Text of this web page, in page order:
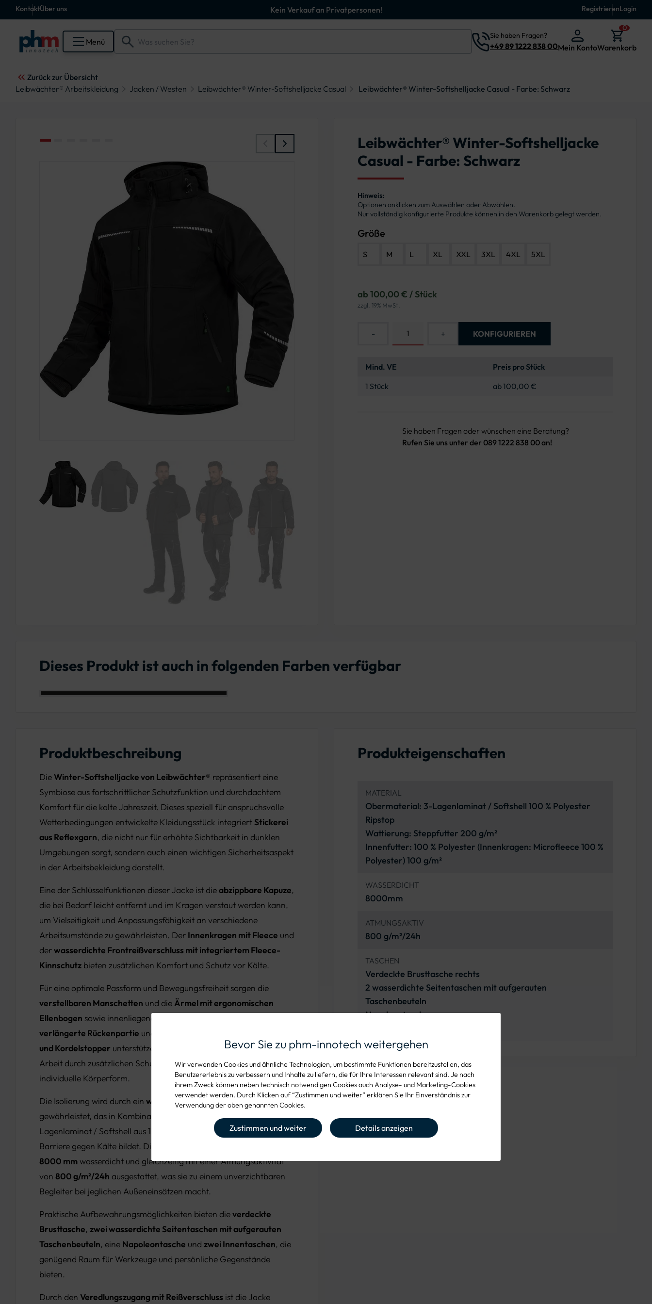
KontaktÜber uns Kein Verkauf an Privatpersonen! RegistrierenLogin
Menü
Sie haben Fragen?
+49 89 1222 838 00Mein Konto
0
Warenkorb
Zurück zur Übersicht
Leibwächter® Arbeitskleidung
Jacken / Westen Leibwächter® Winter-Softshelljacke Casual Leibwächter® Winter-Softshelljacke Casual - Farbe: Schwarz
Bevor Sie zu phm-innotech weitergehen
Wir verwenden Cookies und ähnliche Technologien, um bestimmte Funktionen bereitzustellen, das
Benutzererlebnis zu verbessern und Inhalte zu liefern, die für Ihre Interessen relevant sind. Je nach
ihrem Zweck können neben technisch notwendigen Cookies auch Analyse- und Marketing-Cookies
verwendet werden. Durch Klicken auf “Zustimmen und weiter” erklären Sie Ihr Einverständnis zur
Verwendung der oben genannten Cookies.
Zustimmen und weiter Details anzeigen
Leibwächter® Winter-Softshelljacke
Casual - Farbe: Schwarz
Hinweis:
Optionen anklicken zum Auswählen oder Abwählen.
Nur vollständig konfigurierte Produkte können in den Warenkorb gelegt werden.
Größe
S M L XL XXL 3XL 4XL 5XL
ab 100,00 € / Stück
zzgl. 19% MwSt.
- + KONFIGURIEREN
Mind. VE
Preis pro Stück
1 Stück
ab 100,00 €
Sie haben Fragen oder wünschen eine Beratung?
Rufen Sie uns unter der 089 1222 838 00 an!
Dieses Produkt ist auch in folgenden Farben verfügbar
Farbe: Schwarz
Produktbeschreibung
Die Winter-Softshelljacke von Leibwächter® repräsentiert eine
Symbiose aus fortschrittlicher Schutzfunktion und durchdachtem
Komfort für die kalte Jahreszeit. Dieses speziell für anspruchsvolle
Wetterbedingungen entwickelte Kleidungsstück integriert Stickerei
aus Reflexgarn, die nicht nur für erhöhte Sichtbarkeit in dunklen
Umgebungen sorgt, sondern auch einen wichtigen Sicherheitsaspekt
in der Arbeitsbekleidung darstellt.
Eine der Schlüsselfunktionen dieser Jacke ist dieabzippbare Kapuze,
die bei Bedarf leicht entfernt und im Kragen verstaut werden kann,
um Vielseitigkeit und Anpassungsfähigkeit an verschiedene
Arbeitsumstände zu gewährleisten. Der Innenkragen mit Fleece und
derwasserdichte Frontreißverschluss mit integriertem Fleece-
Kinnschutz bieten zusätzlichen Komfort und Schutz vor Kälte.
Für eine optimale Passform und Bewegungsfreiheit sorgen die
verstellbaren Manschetten und dieÄrmel mit ergonomischen
Ellenbogen sowie innenliegende Ärmelstrickbündchen. Die
verlängerte Rückenpartie und die
und Kordelstopper unterstützen den Träger in seiner täglichen
Arbeit durch zusätzlichen Schutz und Anpassungsfähigkeit an die
individuelle Körperform.
Die Isolierung wird durch ein warmhaltendes Steppfutter
gewährleistet, das in Kombination mit dem hochwertigen 3-
Lagenlaminat / Softshell aus 100 % Polyester Ripstop eine effektive
Barriere gegen Kälte bildet. Die Jacke ist mit
8000 mmwasserdicht und gleichzeitig mit einer Atmungsaktivität
von 800 g/m²/24h ausgestattet, was sie zu einem unverzichtbaren
Begleiter bei jeglichen Außeneinsätzen macht.
Praktische Aufbewahrungsmöglichkeiten bieten dieverdeckte
Brusttasche, zwei wasserdichte Seitentaschen mit aufgerauten
Taschenbeuteln, eine Napoleontasche und zwei Innentaschen, die
genügend Raum für Werkzeuge und persönliche Gegenstände
bieten.
Durch den Veredlungszugang mit Reißverschluss ist die Jacke
Produkteigenschaften
MATERIAL
Obermaterial: 3-Lagenlaminat / Softshell 100 % Polyester
Ripstop
Wattierung: Steppfutter 200 g/m²
Innenfutter: 100 % Polyester (Innenkragen: Microfleece 100 %
Polyester) 100 g/m²
WASSERDICHT
8000mm
ATMUNGSAKTIV
800 g/m²/24h
TASCHEN
Verdeckte Brusttasche rechts
2 wasserdichte Seitentaschen mit aufgerauten
Taschenbeuteln
Napoleontasche